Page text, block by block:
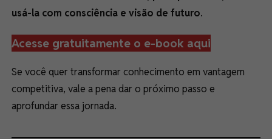
usá-la com consciência e visão de futuro.
Acesse gratuitamente o e-book aqui
Se você quer transformar conhecimento em vantagem
competitiva, vale a pena dar o próximo passo e
aprofundar essa jornada.